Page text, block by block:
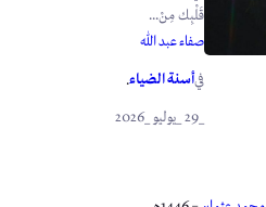
قَلْبِك مِنْ...
صفاء عبد الله
فيأسنة الضياء.